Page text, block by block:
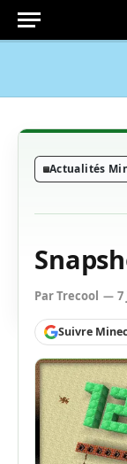
Actualités
ParTrecool 7
Suivre